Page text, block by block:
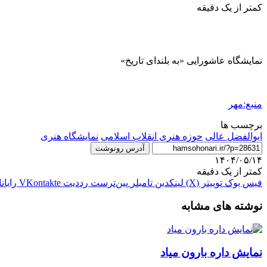
کمتر از یک دقیقه
نمایشگاه عاشورایی «به بلندای تاریخ»
منبع:مهر
برچسب ها
ابوالفضل عالی حوزه هنری انقلاب اسلامی نمایشگاه هنری
آدرس رونوشت
۱۴۰۴/۰۵/۱۴
کمتر از یک دقیقه
فیس بوک توییتر (X) لینکدین ‫تامبلر ‫پین‌ترست ‫رددیت ‫VKontakte
نوشته های مشابه
نمایش داره بارون میاد